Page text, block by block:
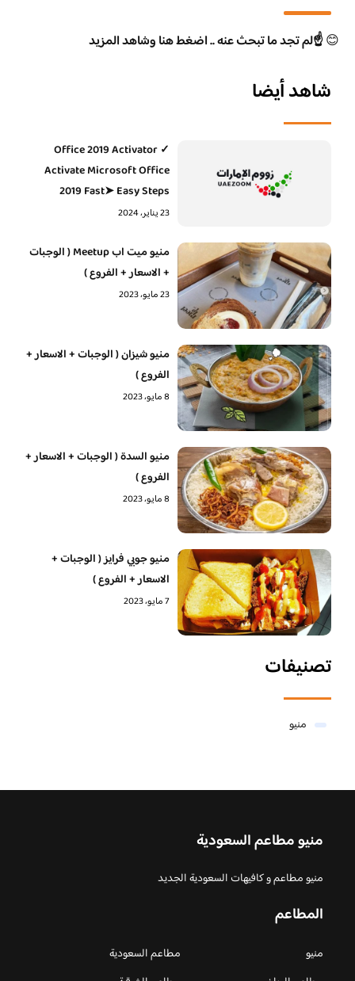
😊☝️لم تجد ما تبحث عنه .. اضغط هنا وشاهد المزيد
شاهد أيضا
Office 2019 Activator ✓
Activate Microsoft Office
2019 Fast➤ Easy Steps
23 يناير، 2024
منيو ميت اب Meetup ( الوجبات
+ الاسعار + الفروع )
23 مايو، 2023
منيو شيزان ( الوجبات + الاسعار +
الفروع )
8 مايو، 2023
منيو السدة ( الوجبات + الاسعار +
الفروع )
8 مايو، 2023
منيو جوبي فرايز ( الوجبات +
الاسعار + الفروع )
7 مايو، 2023
تصنيفات
منيو
منيو مطاعم السعودية
منيو مطاعم و كافيهات السعودية الجديد
المطاعم
منيو
مطاعم السعودية